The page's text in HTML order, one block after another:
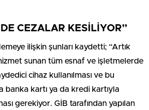
CEZALAR KESİLİYOR”
ilişkin şunları kaydetti; “Artık
sunan tüm esnaf ve işletmelerde
cihaz kullanılması ve bu
banka kartı ya da kredi kartıyla
gerekiyor. GİB tarafından yapılan